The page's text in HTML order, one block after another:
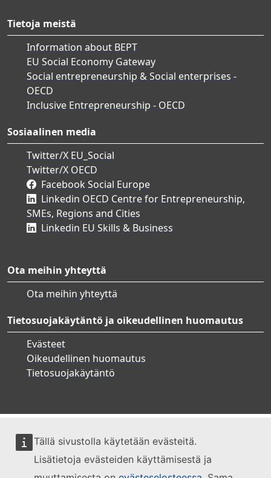
Tällä sivustolla käytetään evästeitä.
Lisätietoja evästeiden käyttämisestä ja
Tietoja meistä
Information about BEPT
EU Social Economy Gateway
Social entrepreneurship & Social enterprises -
OECD
Inclusive Entrepreneurship - OECD
Sosiaalinen media
Twitter/X EU_Social
Twitter/X OECD
Facebook Social Europe
Linkedin OECD Centre for Entrepreneurship,
SMEs, Regions and Cities
Linkedin EU Skills & Business
Ota meihin yhteyttä
Ota meihin yhteyttä
Tietosuojakäytäntö ja oikeudellinen huomautus
Evästeet
Oikeudellinen huomautus
Tietosuojakäytäntö